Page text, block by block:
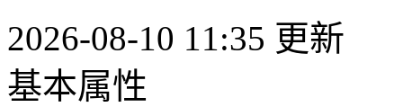
2026-08-10 11:35 更新
基本属性